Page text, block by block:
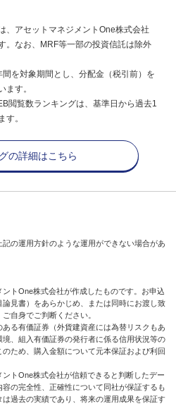
、アセットマネジメントOne株式会社
。なお、MRF等一部の投資信託は除外
を対象期間とし、分配金（税引前）を
ます。
閲覧数ランキングは、基準日から過去1
す。
の詳細はこちら
の運用方針のような運用ができない場合があ
トOne株式会社が作成したものです。お申込
見書）をあらかじめ、または同時にお渡し致
自身でご判断ください。
る有価証券（外貨建資産には為替リスクもあ
、組入有価証券の発行者に係る信用状況等の
ため、購入金額について元本保証および利回
トOne株式会社が信頼できると判断したデー
の完全性、正確性について同社が保証するも
過去の実績であり、将来の運用成果を保証す